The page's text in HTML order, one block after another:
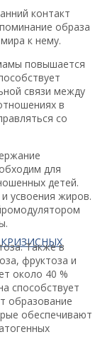
контакт
образа
к нему.
повышается
связи между
в
со
для
детей.
усвоения жиров.
Также в
фруктоза и
около 40 %
способствует
образование
обеспечивают